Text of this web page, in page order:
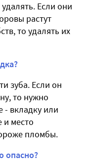
Если они
растут
то удалять их
зуба. Если он
то нужно
- вкладку или
и место
пломбы.
опасно?